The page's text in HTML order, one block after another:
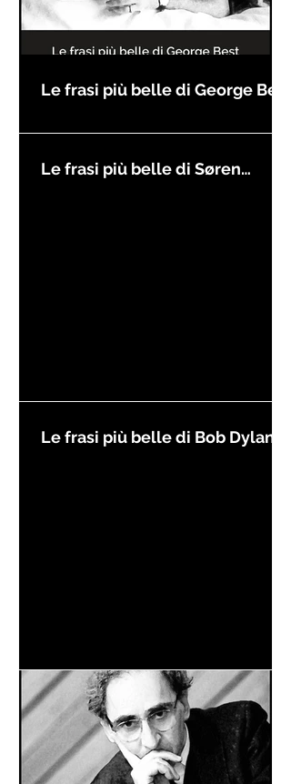
Le frasi più belle di George Best
Le frasi più belle di Søren
Le frasi più belle di Bob Dylan